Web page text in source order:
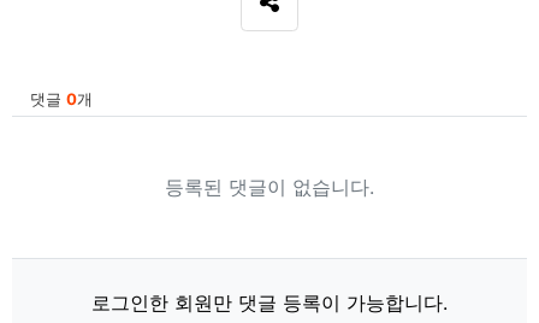
SNS 공유
댓글 0개
등록된 댓글이 없습니다.
로그인한 회원만 댓글 등록이 가능합니다.